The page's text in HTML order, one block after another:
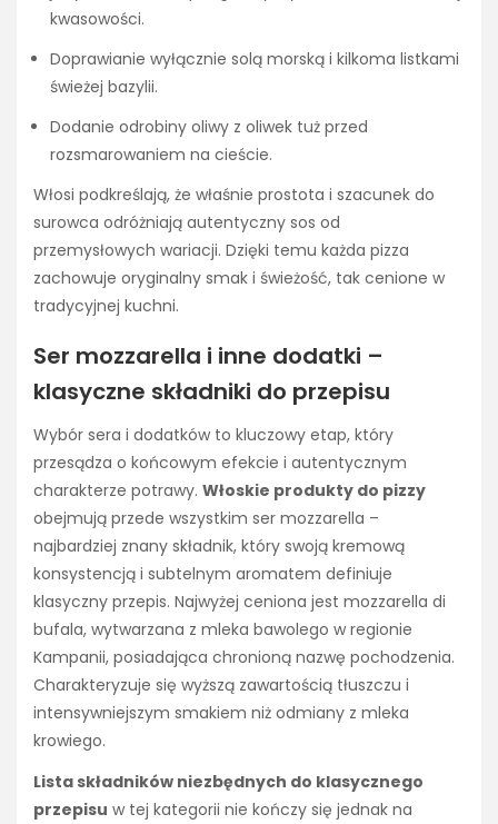
kwasowości.
Doprawianie wyłącznie solą morską i kilkoma listkami
świeżej bazylii.
Dodanie odrobiny oliwy z oliwek tuż przed
rozsmarowaniem na cieście.
Włosi podkreślają, że właśnie prostota i szacunek do
surowca odróżniają autentyczny sos od
przemysłowych wariacji. Dzięki temu każda pizza
zachowuje oryginalny smak i świeżość, tak cenione w
tradycyjnej kuchni.
Ser mozzarella i inne dodatki –
klasyczne składniki do przepisu
Wybór sera i dodatków to kluczowy etap, który
przesądza o końcowym efekcie i autentycznym
charakterze potrawy. Włoskie produkty do pizzy
obejmują przede wszystkim ser mozzarella –
najbardziej znany składnik, który swoją kremową
konsystencją i subtelnym aromatem definiuje
klasyczny przepis. Najwyżej ceniona jest mozzarella di
bufala, wytwarzana z mleka bawolego w regionie
Kampanii, posiadająca chronioną nazwę pochodzenia.
Charakteryzuje się wyższą zawartością tłuszczu i
intensywniejszym smakiem niż odmiany z mleka
krowiego.
Lista składników niezbędnych do klasycznego
przepisu w tej kategorii nie kończy się jednak na